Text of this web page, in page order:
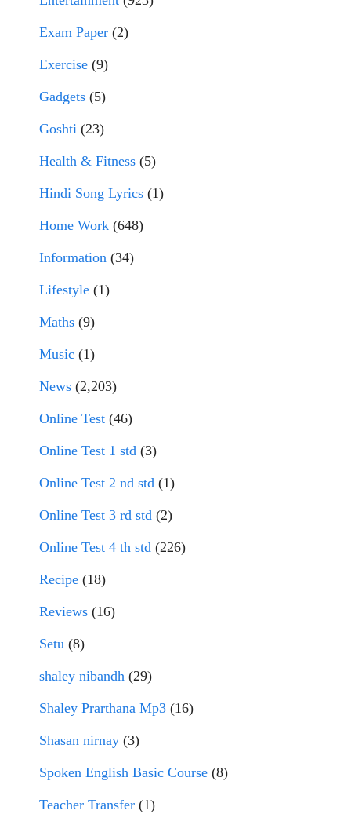
Exam Paper (2)
Exercise (9)
Gadgets (5)
Goshti (23)
Health & Fitness (5)
Hindi Song Lyrics (1)
Home Work (648)
Information (34)
Lifestyle (1)
Maths (9)
Music (1)
News (2,203)
Online Test (46)
Online Test 1 std (3)
Online Test 2 nd std (1)
Online Test 3 rd std (2)
Online Test 4 th std (226)
Recipe (18)
Reviews (16)
Setu (8)
shaley nibandh (29)
Shaley Prarthana Mp3 (16)
Shasan nirnay (3)
Spoken English Basic Course (8)
Teacher Transfer (1)